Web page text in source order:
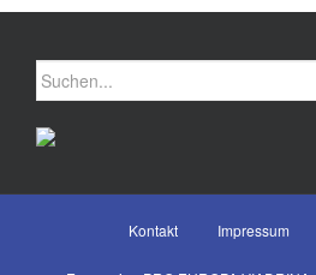
Suchen
nach:
Kontakt Impressum